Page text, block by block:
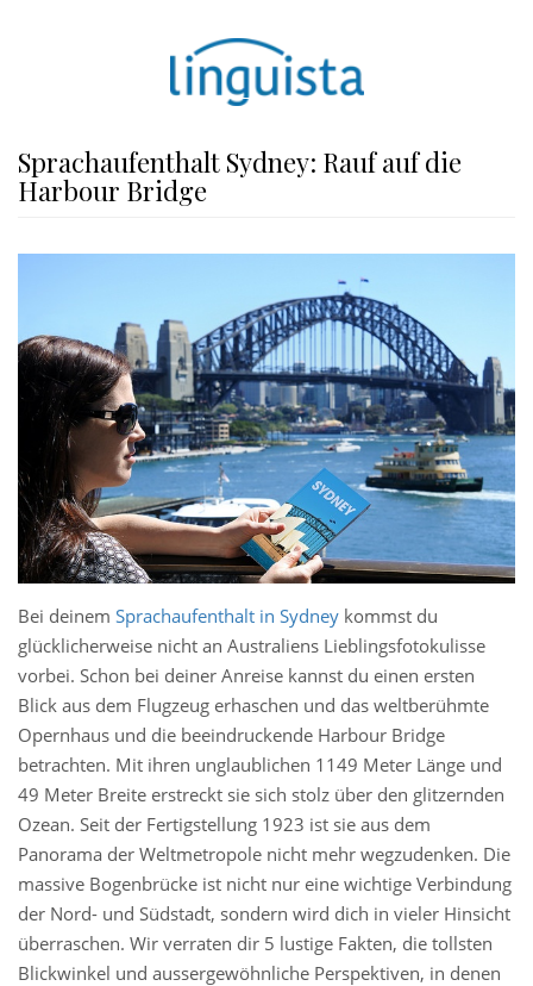
Sprachaufenthalt Sydney: Rauf auf die
Harbour Bridge
Bei deinem Sprachaufenthalt in Sydney kommst du
glücklicherweise nicht an Australiens Lieblingsfotokulisse
vorbei. Schon bei deiner Anreise kannst du einen ersten
Blick aus dem Flugzeug erhaschen und das weltberühmte
Opernhaus und die beeindruckende Harbour Bridge
betrachten. Mit ihren unglaublichen 1149 Meter Länge und
49 Meter Breite erstreckt sie sich stolz über den glitzernden
Ozean. Seit der Fertigstellung 1923 ist sie aus dem
Panorama der Weltmetropole nicht mehr wegzudenken. Die
massive Bogenbrücke ist nicht nur eine wichtige Verbindung
der Nord- und Südstadt, sondern wird dich in vieler Hinsicht
überraschen. Wir verraten dir 5 lustige Fakten, die tollsten
Blickwinkel und aussergewöhnliche Perspektiven, in denen